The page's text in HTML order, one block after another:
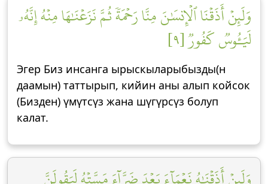
وَلَئِنۡ أَذَقۡنَا ٱلۡإِنسَٰنَ مِنَّا رَحۡمَةٗ ثُمَّ نَزَعۡنَٰهَا مِنۡهُ إِنَّهُۥ
لَيَـُٔوسٞ كَفُورٞ [٩]
Эгер Биз инсанга ырыскыларыбызды(н
даамын) таттырып, кийин аны алып койсок
(Бизден) үмүтсүз жана шүгүрсүз болуп
калат.